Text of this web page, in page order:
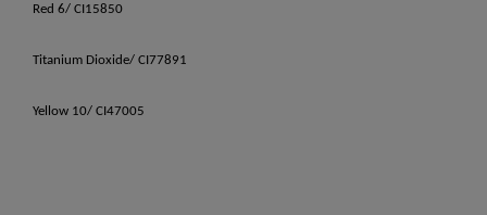
Red 6/ CI15850
Titanium Dioxide/ CI77891
Yellow 10/ CI47005